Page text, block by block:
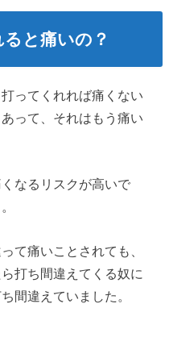
と痛いの？
ってくれれば痛くない
って、それはもう痛い
なるリスクが高いで
て痛いことされても、
打ち間違えてくる奴に
間違えていました。